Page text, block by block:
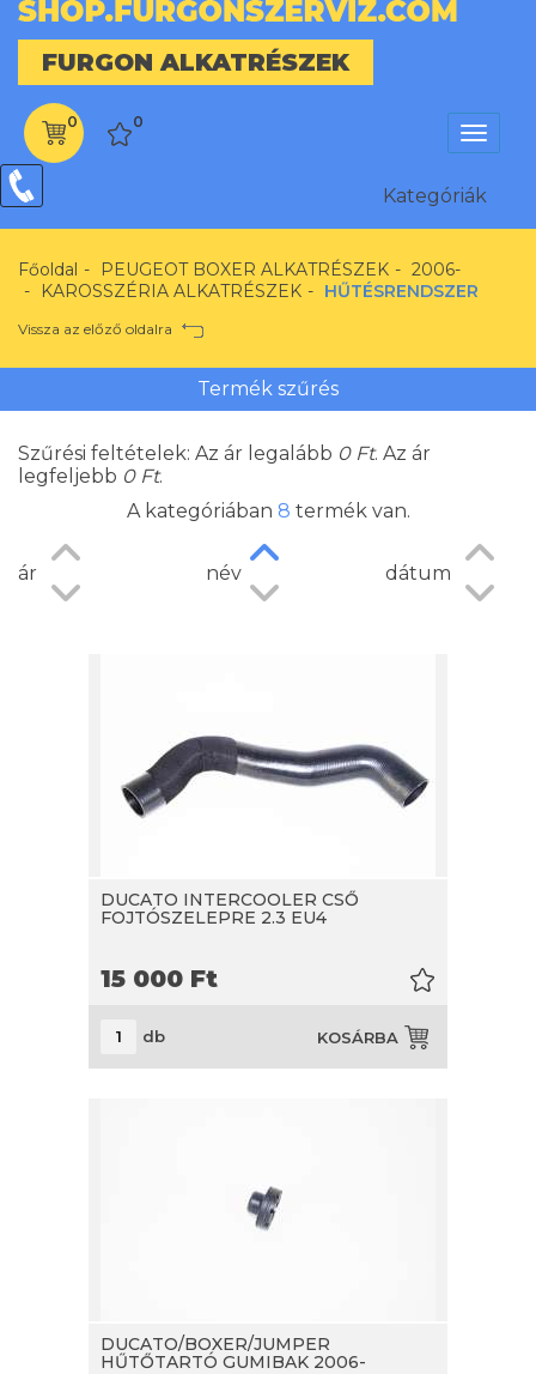
FURGON ALKATRÉSZEK
Menü
0 0
Kategóriák
Kategóriák
Főoldal PEUGEOT BOXER ALKATRÉSZEK
2006-
KAROSSZÉRIA ALKATRÉSZEK
HŰTÉSRENDSZER
Vissza az előző oldalra
Termék szűrés
Szűrési feltételek: Az ár legalább 0Ft. Az ár
legfeljebb 0Ft.
A kategóriában 8 termék van.
ár név dátum
DUCATO INTERCOOLER CSŐ
FOJTÓSZELEPRE 2.3 EU4
15 000 Ft
db KOSÁRBA
DUCATO/BOXER/JUMPER
HŰTŐTARTÓ GUMIBAK 2006-